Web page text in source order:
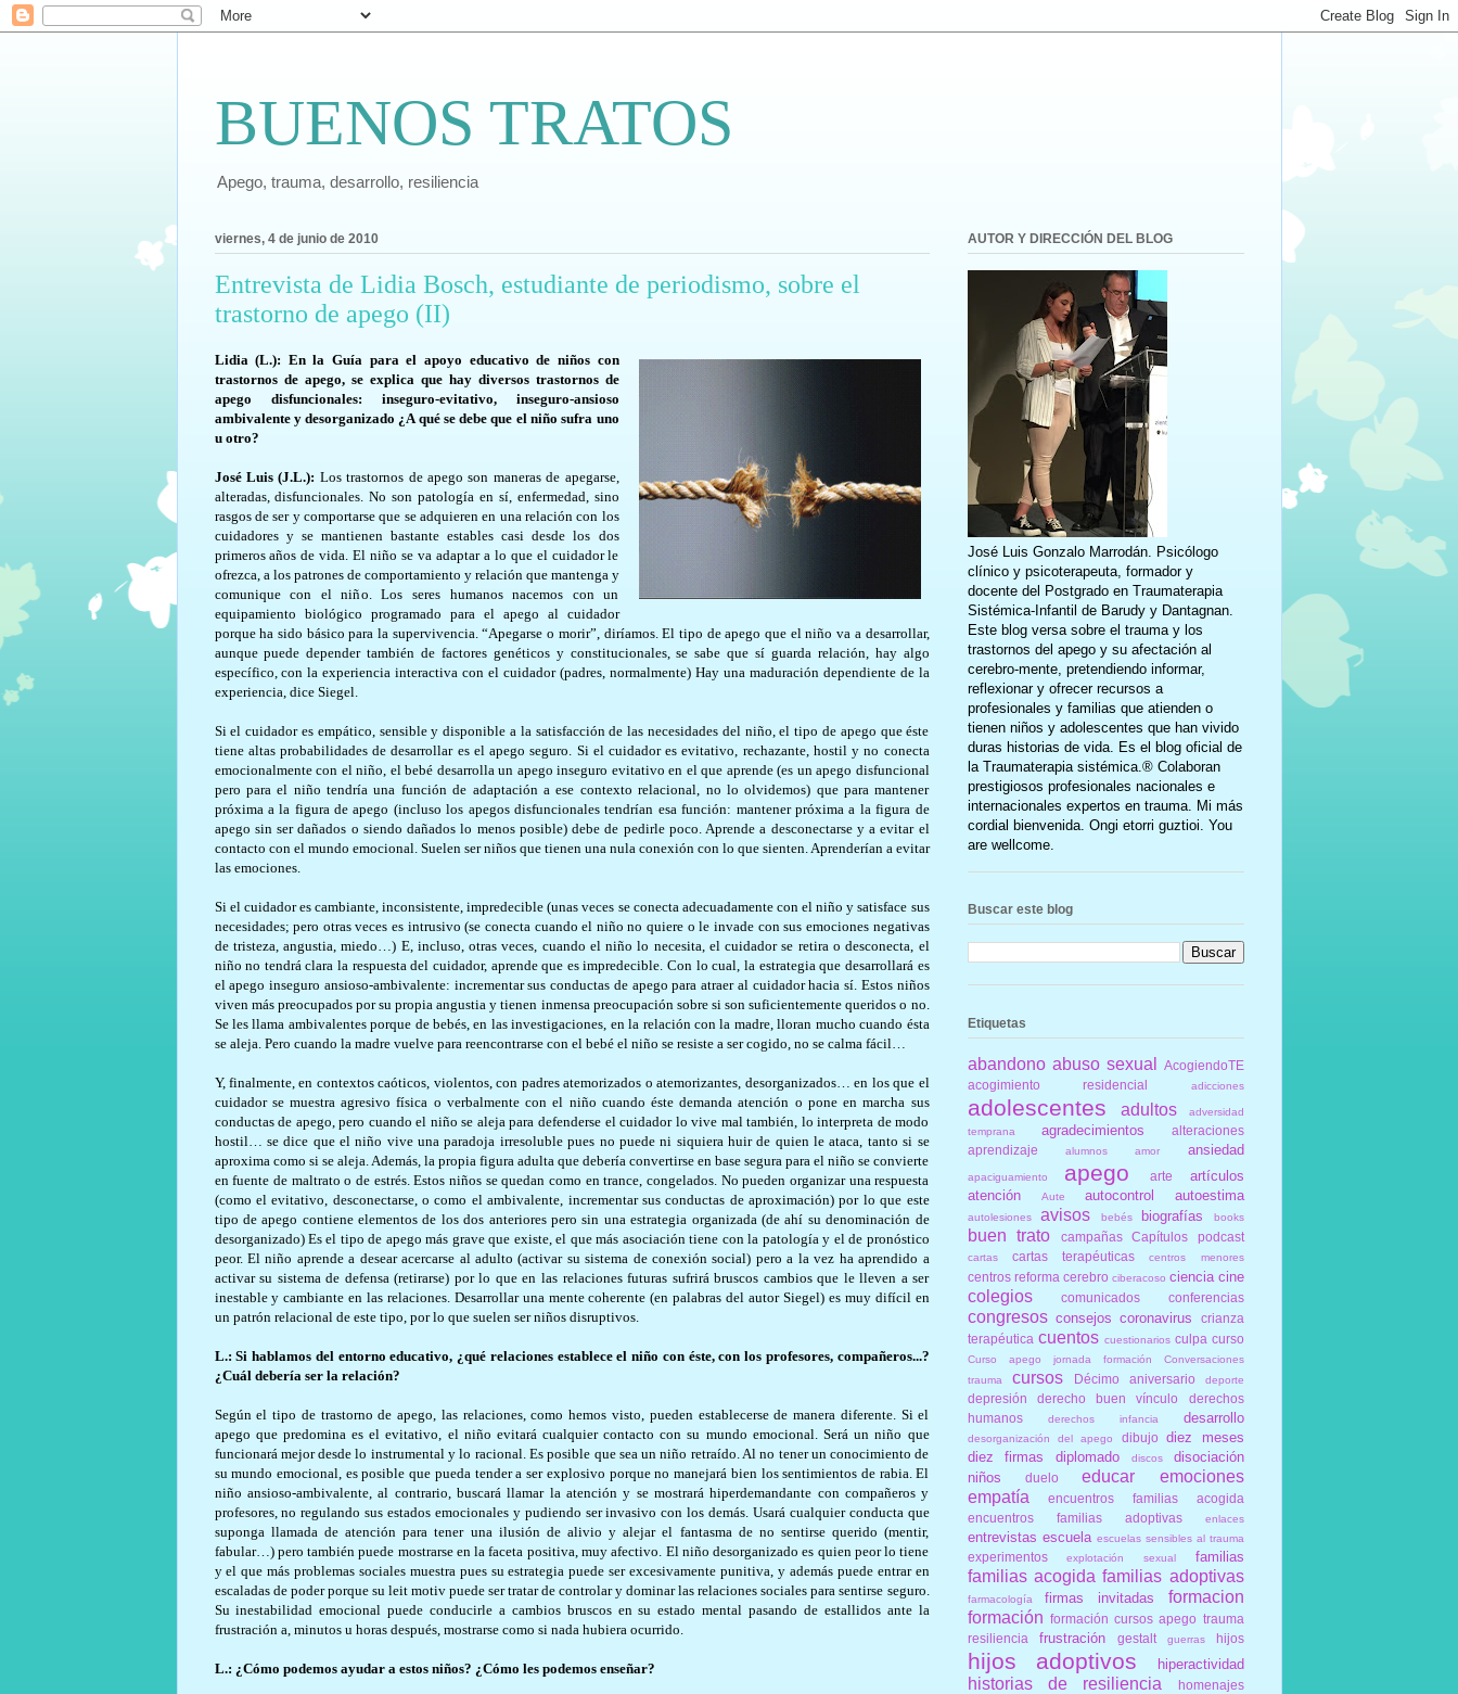
BUENOS TRATOS
Apego, trauma, desarrollo, resiliencia
viernes, 4 de junio de 2010
Entrevista de Lidia Bosch, estudiante de periodismo, sobre el
trastorno de apego (II)
Lidia (L.): En la Guía para el apoyo educativo de niños con
trastornos de apego, se explica que hay diversos trastornos de
apego disfuncionales: inseguro-evitativo, inseguro-ansioso
ambivalente y desorganizado ¿A qué se debe que el niño sufra uno
u otro?
José Luis (J.L.): Los trastornos de apego son maneras de apegarse,
alteradas, disfuncionales. No son patología en sí, enfermedad, sino
rasgos de ser y comportarse que se adquieren en una relación con los
cuidadores y se mantienen bastante estables casi desde los dos
primeros años de vida. El niño se va adaptar a lo que el cuidador le
ofrezca, a los patrones de comportamiento y relación que mantenga y
comunique con el niño. Los seres humanos nacemos con un
equipamiento biológico programado para el apego al cuidador
porque ha sido básico para la supervivencia. “Apegarse o morir”, diríamos. El tipo de apego que el niño va a desarrollar,
aunque puede depender también de factores genéticos y constitucionales, se sabe que sí guarda relación, hay algo
específico, con la experiencia interactiva con el cuidador (padres, normalmente) Hay una maduración dependiente de la
experiencia, dice Siegel.
Si el cuidador es empático, sensible y disponible a la satisfacción de las necesidades del niño, el tipo de apego que éste
tiene altas probabilidades de desarrollar es el apego seguro. Si el cuidador es evitativo, rechazante, hostil y no conecta
emocionalmente con el niño, el bebé desarrolla un apego inseguro evitativo en el que aprende (es un apego disfuncional
pero para el niño tendría una función de adaptación a ese contexto relacional, no lo olvidemos) que para mantener
próxima a la figura de apego (incluso los apegos disfuncionales tendrían esa función: mantener próxima a la figura de
apego sin ser dañados o siendo dañados lo menos posible) debe de pedirle poco. Aprende a desconectarse y a evitar el
contacto con el mundo emocional. Suelen ser niños que tienen una nula conexión con lo que sienten. Aprenderían a evitar
las emociones.
Si el cuidador es cambiante, inconsistente, impredecible (unas veces se conecta adecuadamente con el niño y satisface sus
necesidades; pero otras veces es intrusivo (se conecta cuando el niño no quiere o le invade con sus emociones negativas
de tristeza, angustia, miedo…) E, incluso, otras veces, cuando el niño lo necesita, el cuidador se retira o desconecta, el
niño no tendrá clara la respuesta del cuidador, aprende que es impredecible. Con lo cual, la estrategia que desarrollará es
el apego inseguro ansioso-ambivalente: incrementar sus conductas de apego para atraer al cuidador hacia sí. Estos niños
viven más preocupados por su propia angustia y tienen inmensa preocupación sobre si son suficientemente queridos o no.
Se les llama ambivalentes porque de bebés, en las investigaciones, en la relación con la madre, lloran mucho cuando ésta
se aleja. Pero cuando la madre vuelve para reencontrarse con el bebé el niño se resiste a ser cogido, no se calma fácil…
Y, finalmente, en contextos caóticos, violentos, con padres atemorizados o atemorizantes, desorganizados… en los que el
cuidador se muestra agresivo física o verbalmente con el niño cuando éste demanda atención o pone en marcha sus
conductas de apego, pero cuando el niño se aleja para defenderse el cuidador lo vive mal también, lo interpreta de modo
hostil… se dice que el niño vive una paradoja irresoluble pues no puede ni siquiera huir de quien le ataca, tanto si se
aproxima como si se aleja. Además, la propia figura adulta que debería convertirse en base segura para el niño se convierte
en fuente de maltrato o de estrés. Estos niños se quedan como en trance, congelados. No pueden organizar una respuesta
(como el evitativo, desconectarse, o como el ambivalente, incrementar sus conductas de aproximación) por lo que este
tipo de apego contiene elementos de los dos anteriores pero sin una estrategia organizada (de ahí su denominación de
desorganizado) Es el tipo de apego más grave que existe, el que más asociación tiene con la patología y el de pronóstico
peor. El niño aprende a desear acercarse al adulto (activar su sistema de conexión social) pero a la vez ha aprendido a
activar su sistema de defensa (retirarse) por lo que en las relaciones futuras sufrirá bruscos cambios que le lleven a ser
inestable y cambiante en las relaciones. Desarrollar una mente coherente (en palabras del autor Siegel) es muy difícil en
un patrón relacional de este tipo, por lo que suelen ser niños disruptivos.
L.: Si hablamos del entorno educativo, ¿qué relaciones establece el niño con éste, con los profesores, compañeros...?
¿Cuál debería ser la relación?
Según el tipo de trastorno de apego, las relaciones, como hemos visto, pueden establecerse de manera diferente. Si el
apego que predomina es el evitativo, el niño evitará cualquier contacto con su mundo emocional. Será un niño que
funcionará mejor desde lo instrumental y lo racional. Es posible que sea un niño retraído. Al no tener un conocimiento de
su mundo emocional, es posible que pueda tender a ser explosivo porque no manejará bien los sentimientos de rabia. El
niño ansioso-ambivalente, al contrario, buscará llamar la atención y se mostrará hiperdemandante con compañeros y
profesores, no regulando sus estados emocionales y pudiendo ser invasivo con los demás. Usará cualquier conducta que
suponga llamada de atención para tener una ilusión de alivio y alejar el fantasma de no sentirse querido (mentir,
fabular…) pero también puede mostrarse en la faceta positiva, muy afectivo. El niño desorganizado es quien peor lo tiene
y el que más problemas sociales muestra pues su estrategia puede ser excesivamente punitiva, y además puede entrar en
escaladas de poder porque su leit motiv puede ser tratar de controlar y dominar las relaciones sociales para sentirse seguro.
Su inestabilidad emocional puede conducirle a cambios bruscos en su estado mental pasando de estallidos ante la
frustración a, minutos u horas después, mostrarse como si nada hubiera ocurrido.
L.: ¿Cómo podemos ayudar a estos niños? ¿Cómo les podemos enseñar?
AUTOR Y DIRECCIÓN DEL BLOG
José Luis Gonzalo Marrodán. Psicólogo
clínico y psicoterapeuta, formador y
docente del Postgrado en Traumaterapia
Sistémica-Infantil de Barudy y Dantagnan.
Este blog versa sobre el trauma y los
trastornos del apego y su afectación al
cerebro-mente, pretendiendo informar,
reflexionar y ofrecer recursos a
profesionales y familias que atienden o
tienen niños y adolescentes que han vivido
duras historias de vida. Es el blog oficial de
la Traumaterapia sistémica.® Colaboran
prestigiosos profesionales nacionales e
internacionales expertos en trauma. Mi más
cordial bienvenida. Ongi etorri guztioi. You
are wellcome.
Buscar este blog
Etiquetas
abandono abuso sexual
AcogiendoTE
acogimiento residencial
adicciones
adolescentes adultos
adversidad
temprana
agradecimientos
alteraciones
aprendizaje
alumnos amor ansiedad
apaciguamiento apego arte
artículos
atención
Aute autocontrol autoestima
autolesiones avisos bebés biografías books
buen trato campañas Capítulos podcast
cartas cartas terapéuticas centros menores
centros reforma cerebro ciberacoso ciencia cine
colegios comunicados conferencias
congresos consejos coronavirus
crianza
terapéutica cuentos cuestionarios culpa curso
Curso apego jornada formación Conversaciones
trauma
cursos Décimo aniversario deporte
depresión derecho buen vínculo
derechos
humanos
derechos infancia desarrollo
desorganización del apego dibujo diez meses
diez firmas
diplomado discos
disociación
niños
duelo educar
emociones
empatía
encuentros familias acogida
encuentros familias adoptivas
enlaces
entrevistas escuela escuelas sensibles al trauma
experimentos explotación sexual familias
familias acogida familias adoptivas
farmacología firmas invitadas
formacion
formación formación cursos apego trauma
resiliencia
frustración gestalt guerras hijos
hijos adoptivos hiperactividad
historias de resiliencia homenajes